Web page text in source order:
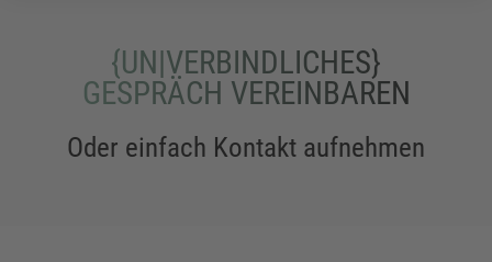
Offene Stellen
{UN|VERBINDLICHES}
GESPRÄCH VEREINBAREN
Oder einfach Kontakt aufnehmen